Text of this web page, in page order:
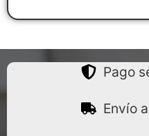
Pago
Envío